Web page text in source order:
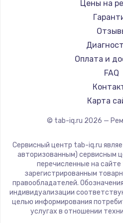
1330
Замена
2100
Замена
1590
Dell
HP
ZTE
Цены на
Оплата и
FAQ
Карта
© tab-iq.ru 2026 —
Сервисный центр tab-iq.ru
авторизованным) сервисным
перечисленные на
зарегистрированным
правообладателей.
индивидуализации
целью информирования
услугах в отношении